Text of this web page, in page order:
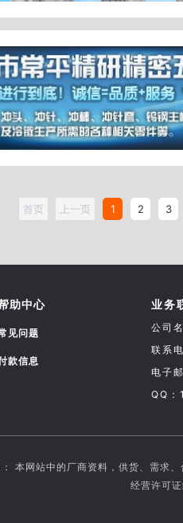
首页 上一页 1 2 3
助中心
见问题
款信息
业务
公司
联系
电子
QQ
本网站中的厂商资料，供货、需求
经营许可